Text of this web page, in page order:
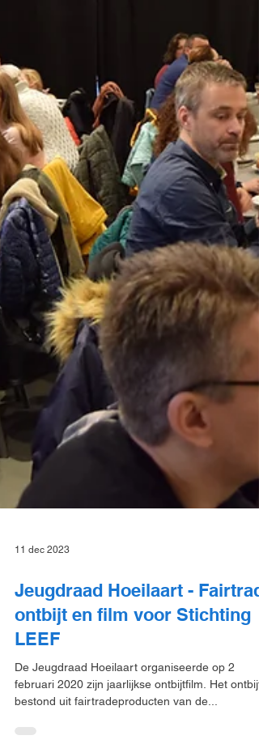
11 dec 2023
Jeugdraad Hoeilaart -
ontbijt en film voor Stichting
LEEF
De Jeugdraad Hoeilaart organiseerde op 2
bestond uit fairtradeproducten van de...